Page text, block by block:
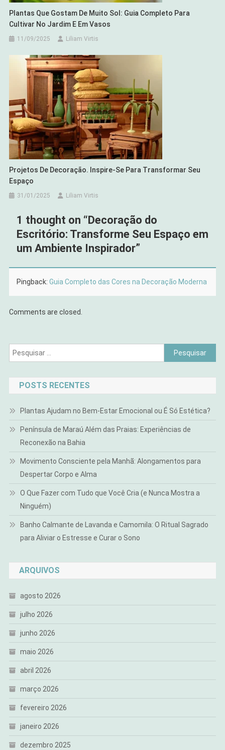
Plantas Que Gostam De Muito Sol: Guia Completo Para
Cultivar No Jardim E Em Vasos
11/09/2025 Liliam Virtis
Projetos De Decoração. Inspire-Se Para Transformar Seu
Espaço
31/01/2025 Liliam Virtis
1 thought on “ Decoração do
Escritório: Transforme Seu Espaço em
um Ambiente Inspirador”
Pingback: Guia Completo das Cores na Decoração Moderna
Comments are closed.
Pesquisar
por:
POSTS RECENTES
Plantas Ajudam no Bem-Estar Emocional ou É Só Estética?
Península de Maraú Além das Praias: Experiências de
Reconexão na Bahia
Movimento Consciente pela Manhã: Alongamentos para
Despertar Corpo e Alma
O Que Fazer com Tudo que Você Cria (e Nunca Mostra a
Ninguém)
Banho Calmante de Lavanda e Camomila: O Ritual Sagrado
para Aliviar o Estresse e Curar o Sono
ARQUIVOS
agosto 2026
julho 2026
junho 2026
maio 2026
abril 2026
março 2026
fevereiro 2026
janeiro 2026
dezembro 2025